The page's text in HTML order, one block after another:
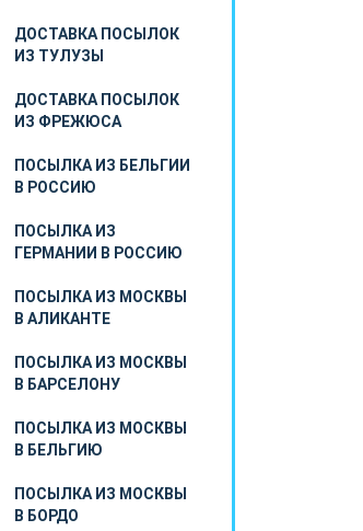
ДОСТАВКА ПОСЫЛОК
ИЗ ТУЛУЗЫ
ДОСТАВКА ПОСЫЛОК
ИЗ ФРЕЖЮСА
ПОСЫЛКА ИЗ БЕЛЬГИИ
В РОССИЮ
ПОСЫЛКА ИЗ
ГЕРМАНИИ В РОССИЮ
ПОСЫЛКА ИЗ МОСКВЫ
В АЛИКАНТЕ
ПОСЫЛКА ИЗ МОСКВЫ
В БАРСЕЛОНУ
ПОСЫЛКА ИЗ МОСКВЫ
В БЕЛЬГИЮ
ПОСЫЛКА ИЗ МОСКВЫ
В БОРДО